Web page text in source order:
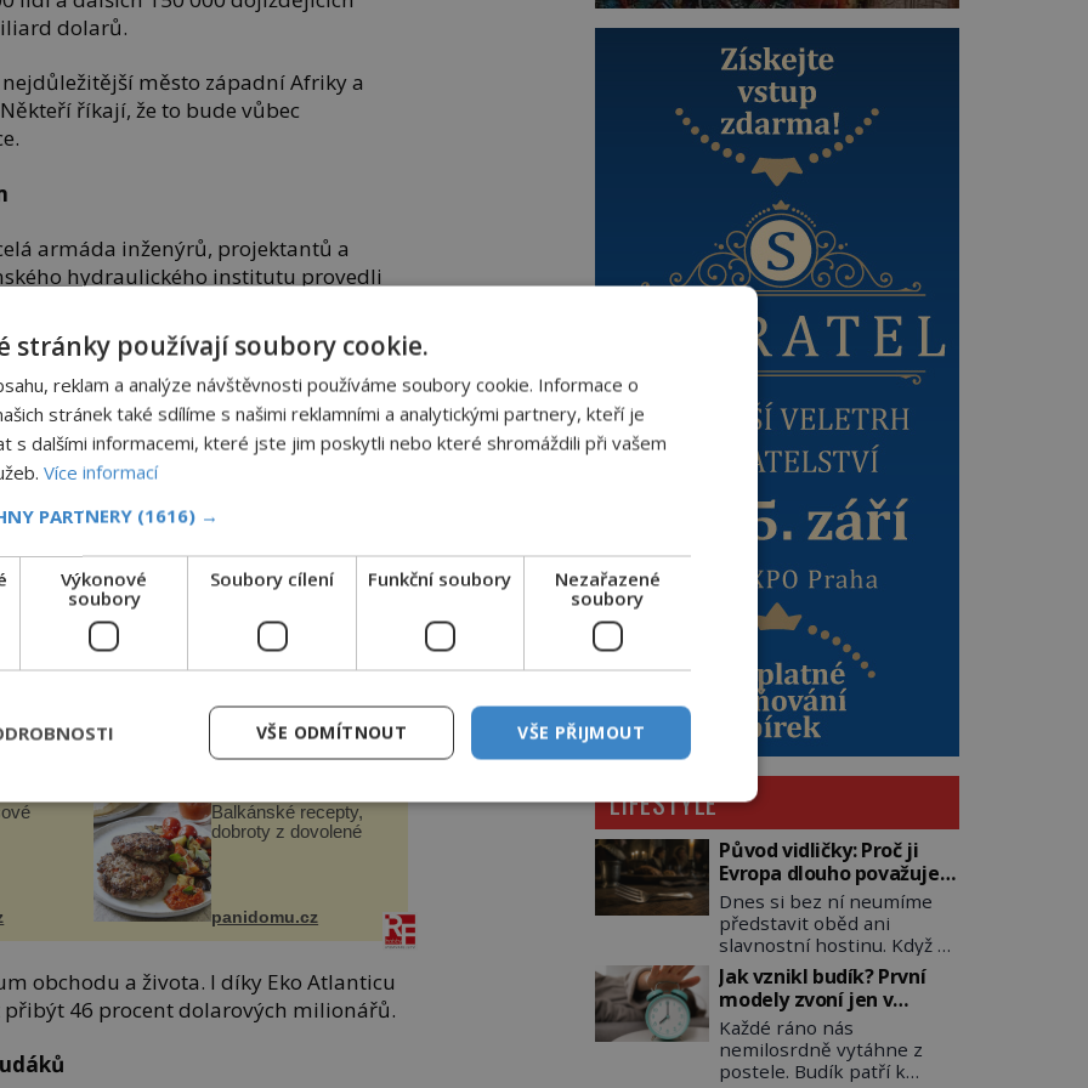
dolarů.
město západní Afriky a
říkají, že to bude vůbec
armáda inženýrů, projektantů a
hydraulického institutu provedli
takže Velká lagoská zeď by měla odolat
1 000 let.
z moře vytěžili a přestěhovali na
Eko Atlantic dosahuje neuvěřitelně
s mrakodrapy jako má Manhattan a
napůl připomínat Champs-
Pátou avenue. Po dostavbě chce nový
světovým metropolím.
se
Černovická
rezidence: Pedant
každou cihlu
historyplus.cz
Balkánské recepty,
dobroty z dovolené
panidomu.cz
obchodu a života. I díky Eko Atlanticu
přibýt 46 procent dolarových milionářů.
LIFESTYLE
Původ vidličky: Proč ji
Evropa dlouho považuje
za nástroj samotného
satana?
Dnes si bez ní neumíme
představit oběd ani
slavnostní hostinu. Když se
však vidlička v raném
středověku objevuje na
evropských stolech,
vzbuzuje pohoršení,
posměch i strach. Mnozí
duchovní ji označují za
Jak vznikl budík? První
modely zvoní jen v
jedinou nastavenou
hodinu
Každé ráno nás
nemilosrdně vytáhne z
postele. Budík patří k
stránky používají soubory cookie.
reklam a analýze návštěvnosti používáme soubory cookie. Informace o
stránek také sdílíme s našimi reklamními a analytickými partnery, kteří je
s dalšími informacemi, které jste jim poskytli nebo které shromáždili při vašem
Více informací
PARTNERY (1616) →
Výkonové
soubory
Soubory cílení Funkční soubory
Nezařazené
soubory
VŠE PŘIJMOUT
VŠE ODMÍTNOUT